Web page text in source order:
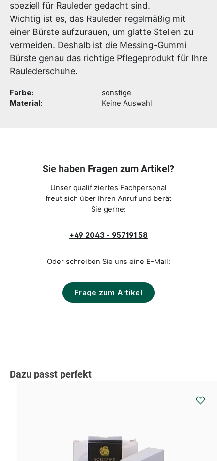
speziell für Rauleder gedacht sind.
Wichtig ist es, das Rauleder regelmäßig mit
einer Bürste aufzurauen, um glatte Stellen zu
vermeiden. Deshalb ist die Messing-Gummi
Bürste genau das richtige Pflegeprodukt für Ihre
Raulederschuhe.
Farbe:
sonstige
Material:
Keine Auswahl
Sie haben Fragen zum Artikel?
Unser qualifiziertes Fachpersonal
freut sich über Ihren Anruf und berät
Sie gerne:
+49 2043 - 957191 58
Oder schreiben Sie uns eine E-Mail:
Frage zum Artikel
Produktgalerie überspringen
Dazu passt perfekt